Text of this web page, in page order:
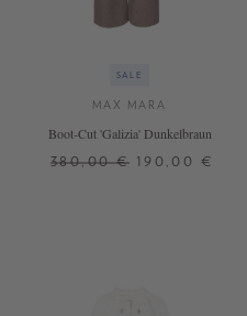
SALE
MAX MARA
Boot-Cut 'Galizia' Dunkelbraun
380,00 € 190,00 €